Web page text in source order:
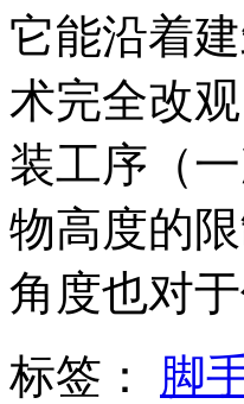
它能沿着
术完全改
装工序（
物高度的
角度也对
标签： 脚